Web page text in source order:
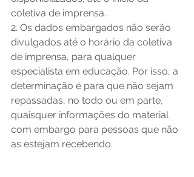
coletiva de imprensa.
2. Os dados embargados não serão
divulgados até o horário da coletiva
de imprensa, para qualquer
especialista em educação. Por isso, a
determinação é para que não sejam
repassadas, no todo ou em parte,
quaisquer informações do material
com embargo para pessoas que não
as estejam recebendo.